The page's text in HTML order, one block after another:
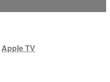
Apple TV